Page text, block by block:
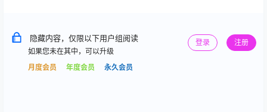
隐藏内容，仅限以下用户组阅读
如果您未在其中，可以升级
月度会员
年度会员 永久会员
登录 注册